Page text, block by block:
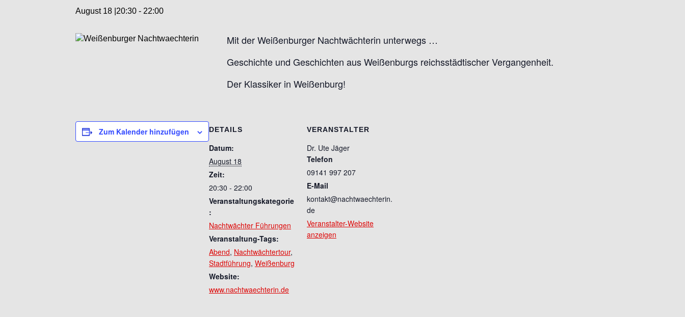
August 18 |20:30 - 22:00
Mit der Weißenburger Nachtwächterin unterwegs …
Geschichte und Geschichten aus Weißenburgs reichsstädtischer Vergangenheit.
Der Klassiker in Weißenburg!
Zum Kalender hinzufügen DETAILS
Datum:
August 18
Zeit:
20:30 - 22:00
Veranstaltungskategorie
:
Nachtwächter Führungen
Veranstaltung-Tags:
Abend, Nachtwächtertour,
Stadtführung, Weißenburg
Website:
www.nachtwaechterin.de
VERANSTALTER
Dr. Ute Jäger
Telefon
09141 997 207
E-Mail
kontakt@nachtwaechterin.
de
Veranstalter-Website
anzeigen